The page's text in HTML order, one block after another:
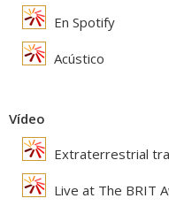
En Spotify
Acústico
Vídeo
Extraterrestrial
Live at The BRIT